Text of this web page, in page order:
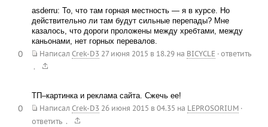
asderru: То, что там горная местность — я в курсе. Но
действительно ли там будут сильные перепады? Мне
казалось, что дороги проложены между хребтами, между
каньонами, нет горных перевалов.
Написал Crek-D3 27 июня 2015 в 18.29на BICYCLE · ответить
.
0
ТП–картинка и реклама сайта. Сжечь ее!
Написал Crek-D3 26 июня 2015 в 04.35 на LEPROSORIUM ·
ответить .
0